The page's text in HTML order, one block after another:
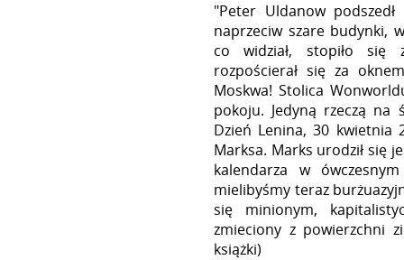
"Peter Uldanow
naprzeciw szare budynki,
co widział, stopiło się
rozpościerał się za
Moskwa! Stolica
pokoju. Jedyną rzeczą na
Dzień Lenina, 30 kwietnia
Marksa. Marks urodził się
kalendarza w
mielibyśmy teraz
się minionym,
zmieciony z powierzchni
książki)